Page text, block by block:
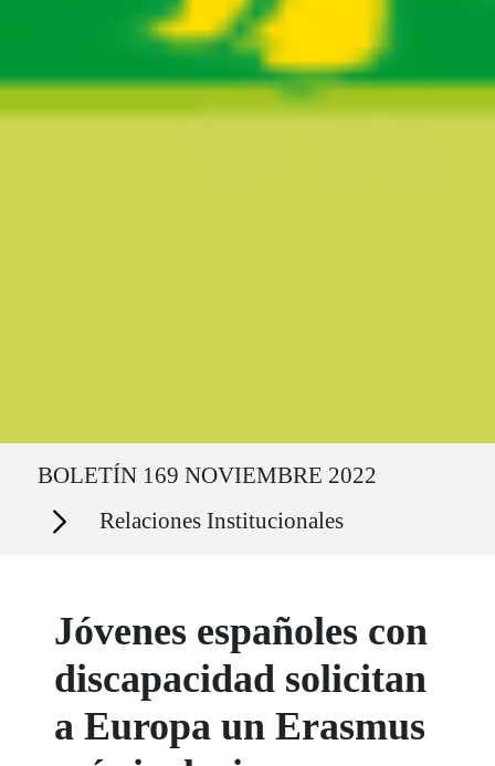
BOLETÍN 169 NOVIEMBRE 2022
Secciones Relaciones Institucionales
Jóvenes españoles con
discapacidad solicitan
a Europa un Erasmus